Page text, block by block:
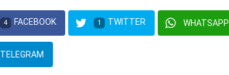
4 FACEBOOK 1 TWITTER WHATSAPP
TELEGRAM